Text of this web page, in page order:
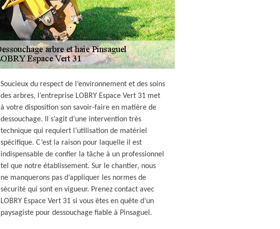
Soucieux du respect de l’environnement et des soins
des arbres, l’entreprise LOBRY Espace Vert 31 met
à votre disposition son savoir-faire en matière de
dessouchage. Il s’agit d’une intervention très
technique qui requiert l’utilisation de matériel
spécifique. C’est la raison pour laquelle il est
indispensable de confier la tâche à un professionnel
tel que notre établissement. Sur le chantier, nous
ne manquerons pas d’appliquer les normes de
sécurité qui sont en vigueur. Prenez contact avec
LOBRY Espace Vert 31 si vous êtes en quête d’un
paysagiste pour dessouchage fiable à Pinsaguel.